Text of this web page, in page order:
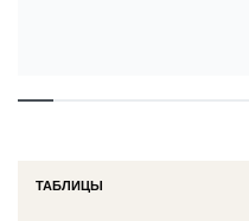
ТАБЛИЦЫ